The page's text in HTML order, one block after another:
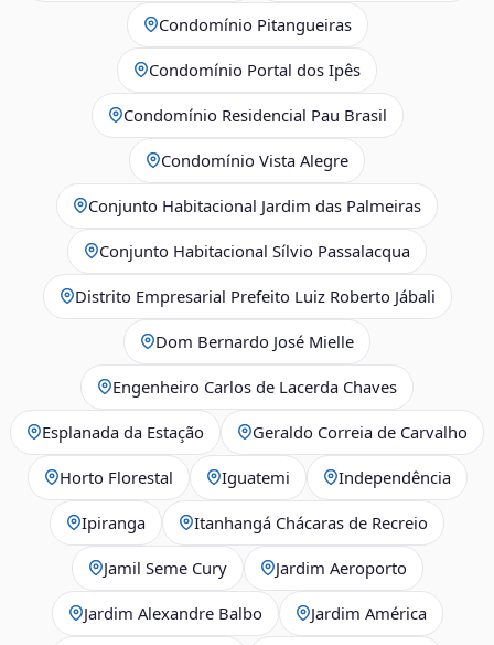
Condomínio Pitangueiras
Condomínio Portal dos Ipês
Condomínio Residencial Pau Brasil
Condomínio Vista Alegre
Conjunto Habitacional Jardim das Palmeiras
Conjunto Habitacional Sílvio Passalacqua
Distrito Empresarial Prefeito Luiz Roberto Jábali
Dom Bernardo José Mielle
Engenheiro Carlos de Lacerda Chaves
Esplanada da Estação Geraldo Correia de Carvalho
Horto Florestal Iguatemi Independência
Ipiranga Itanhangá Chácaras de Recreio
Jamil Seme Cury Jardim Aeroporto
Jardim Alexandre Balbo Jardim América